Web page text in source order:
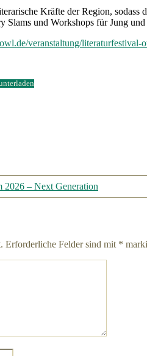
Kräfte der Region,
Slams und Workshops für Jung
veranstaltung/literaturfestival-
2026 – Next Generation
Erforderliche Felder sind mit *